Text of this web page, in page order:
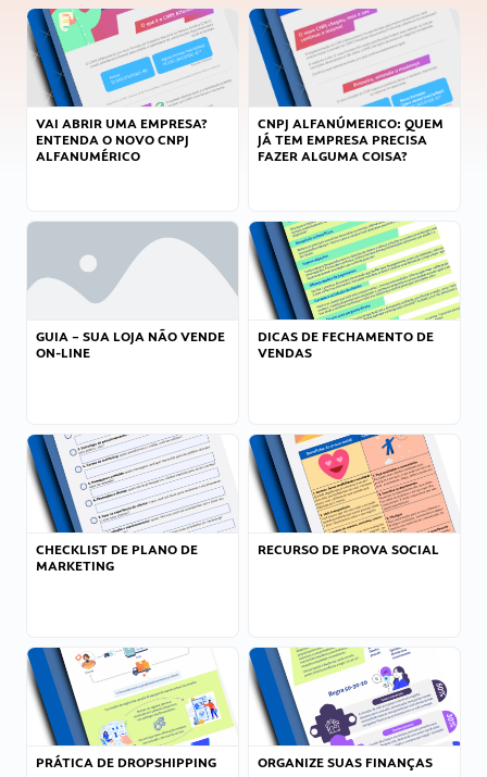
VAI ABRIR UMA EMPRESA?
ENTENDA O NOVO CNPJ
ALFANUMÉRICO
CNPJ ALFANÚMERICO: QUEM
JÁ TEM EMPRESA PRECISA
FAZER ALGUMA COISA?
GUIA – SUA LOJA NÃO VENDE
ON-LINE
DICAS DE FECHAMENTO DE
VENDAS
CHECKLIST DE PLANO DE
MARKETING
RECURSO DE PROVA SOCIAL
PRÁTICA DE DROPSHIPPING ORGANIZE SUAS FINANÇAS